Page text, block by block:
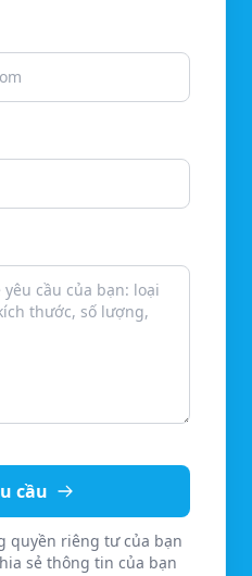
cầu
quyền riêng tư của bạn
sẻ thông tin của bạn